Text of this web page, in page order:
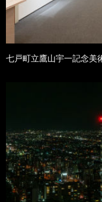
七戸町立鷹山宇一記念美